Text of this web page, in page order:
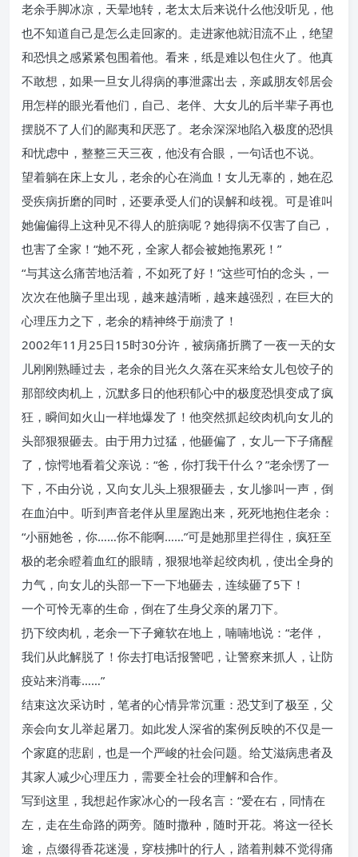
老余手脚冰凉，天晕地转，老太太后来说什么他没听见，他
也不知道自己是怎么走回家的。走进家他就泪流不止，绝望
和恐惧之感紧紧包围着他。看来，纸是难以包住火了。他真
不敢想，如果一旦女儿得病的事泄露出去，亲戚朋友邻居会
用怎样的眼光看他们，自己、老伴、大女儿的后半辈子再也
摆脱不了人们的鄙夷和厌恶了。老余深深地陷入极度的恐惧
和忧虑中，整整三天三夜，他没有合眼，一句话也不说。
望着躺在床上女儿，老余的心在淌血！女儿无辜的，她在忍
受疾病折磨的同时，还要承受人们的误解和歧视。可是谁叫
她偏偏得上这种见不得人的脏病呢？她得病不仅害了自己，
也害了全家！“她不死，全家人都会被她拖累死！”
“与其这么痛苦地活着，不如死了好！”这些可怕的念头，一
次次在他脑子里出现，越来越清晰，越来越强烈，在巨大的
心理压力之下，老余的精神终于崩溃了！
2002年11月25日15时30分许，被病痛折腾了一夜一天的女
儿刚刚熟睡过去，老余的目光久久落在买来给女儿包饺子的
那部绞肉机上，沉默多日的他积郁心中的极度恐惧变成了疯
狂，瞬间如火山一样地爆发了！他突然抓起绞肉机向女儿的
头部狠狠砸去。由于用力过猛，他砸偏了，女儿一下子痛醒
了，惊愕地看着父亲说：“爸，你打我干什么？”老余愣了一
下，不由分说，又向女儿头上狠狠砸去，女儿惨叫一声，倒
在血泊中。听到声音老伴从里屋跑出来，死死地抱住老余：
“小丽她爸，你……你不能啊……”可是她那里拦得住，疯狂至
极的老余瞪着血红的眼睛，狠狠地举起绞肉机，使出全身的
力气，向女儿的头部一下一下地砸去，连续砸了5下！
一个可怜无辜的生命，倒在了生身父亲的屠刀下。
扔下绞肉机，老余一下子瘫软在地上，喃喃地说：“老伴，
我们从此解脱了！你去打电话报警吧，让警察来抓人，让防
疫站来消毒……”
结束这次采访时，笔者的心情异常沉重：恐艾到了极至，父
亲会向女儿举起屠刀。如此发人深省的案例反映的不仅是一
个家庭的悲剧，也是一个严峻的社会问题。给艾滋病患者及
其家人减少心理压力，需要全社会的理解和合作。
写到这里，我想起作家冰心的一段名言：“爱在右，同情在
左，走在生命路的两旁。随时撒种，随时开花。将这一径长
途，点缀得香花迷漫，穿枝拂叶的行人，踏着荆棘不觉得痛